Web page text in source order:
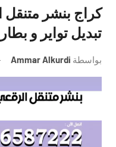
بالكويت
تبديل تواير و
بواسطة Ammar Alkurdi